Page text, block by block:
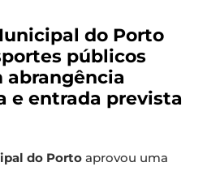
do Porto
públicos
e entrada prevista
do Porto aprovou uma